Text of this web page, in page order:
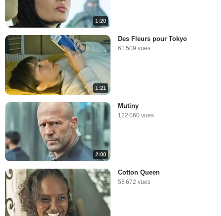
1:20
1:21
Des Fleurs pour Tokyo
61 509 vues
2:00
Mutiny
122 060 vues
Cotton Queen
58 672 vues